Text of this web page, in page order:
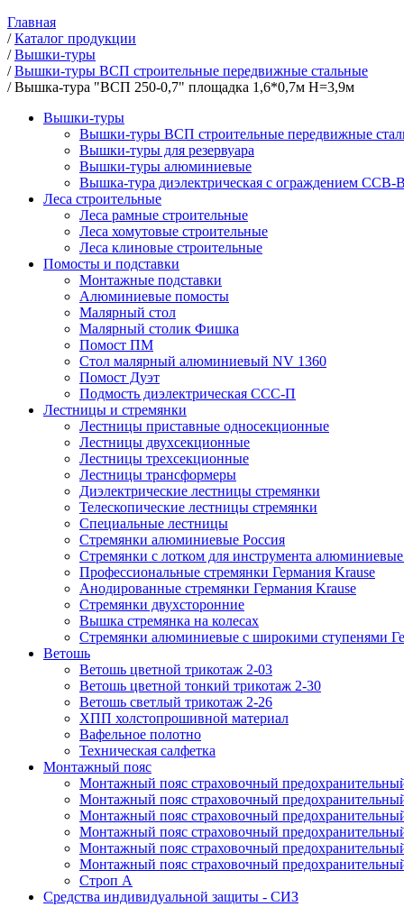
Главная
/Каталог продукции
/Вышки-туры
/Вышки-туры ВСП строительные передвижные стальные
/Вышка-тура "ВСП 250-0,7" площадка 1,6*0,7м Н=3,9м
Вышки-туры
Вышки-туры ВСП строительные передвижные
Вышки-туры для резервуара
Вышки-туры алюминиевые
Вышка-тура диэлектрическая с ограждением ССВ-В
Леса строительные
Леса рамные строительные
Леса хомутовые строительные
Леса клиновые строительные
Помосты и подставки
Монтажные подставки
Алюминиевые помосты
Малярный стол
Малярный столик Фишка
Помост ПМ
Стол малярный алюминиевый NV 1360
Помост Дуэт
Подмость диэлектрическая ССС-П
Лестницы и стремянки
Лестницы приставные односекционные
Лестницы двухсекционные
Лестницы трехсекционные
Лестницы трансформеры
Диэлектрические лестницы стремянки
Телескопические лестницы стремянки
Специальные лестницы
Стремянки алюминиевые Россия
Стремянки c лотком для инструмента
Профессиональные стремянки Германия Krause
Анодированные стремянки Германия Krause
Стремянки двухсторонние
Вышка стремянка на колесах
Стремянки алюминиевые c широкими ступенями
Ветошь
Ветошь цветной трикотаж 2-03
Ветошь цветной тонкий трикотаж 2-30
Ветошь светлый трикотаж 2-26
ХПП холстопрошивной материал
Вафельное полотно
Техническая салфетка
Монтажный пояс
Монтажный пояс страховочный
Монтажный пояс страховочный
Монтажный пояс страховочный
Монтажный пояс страховочный
Монтажный пояс страховочный
Монтажный пояс страховочный
Строп А
Средства индивидуальной защиты - СИЗ